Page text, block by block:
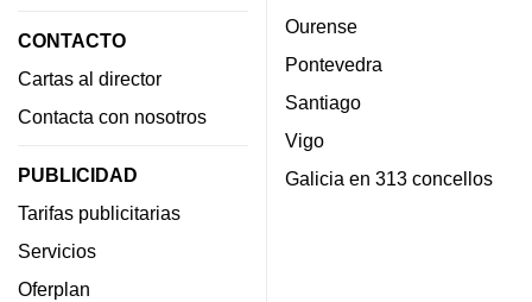
CONTACTO
Cartas al director
Contacta con nosotros
PUBLICIDAD
Tarifas publicitarias
Servicios
Oferplan
Ourense
Pontevedra
Santiago
Vigo
Galicia en 313 concellos